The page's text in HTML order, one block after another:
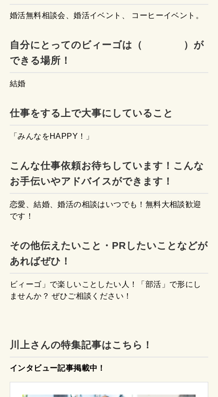
婚活無料相談会、婚活イベント、 コーヒーイベント。
自分にとってのビィーゴは（ ）が
できる場所！
結婚
仕事をする上で大事にしていること
「みんなをHAPPY！」
こんな仕事依頼お待ちしています！こんな
お手伝いやアドバイスができます！
恋愛、結婚、婚活の相談はいつでも！無料大相談歓迎
です！
その他伝えたいこと・PRしたいことなどが
あればぜひ！
ビィーゴ」で楽しいことしたい人！「部活」で形にし
ませんか？ ぜひご相談ください！
川上さんの特集記事はこちら！
インタビュー記事掲載中！